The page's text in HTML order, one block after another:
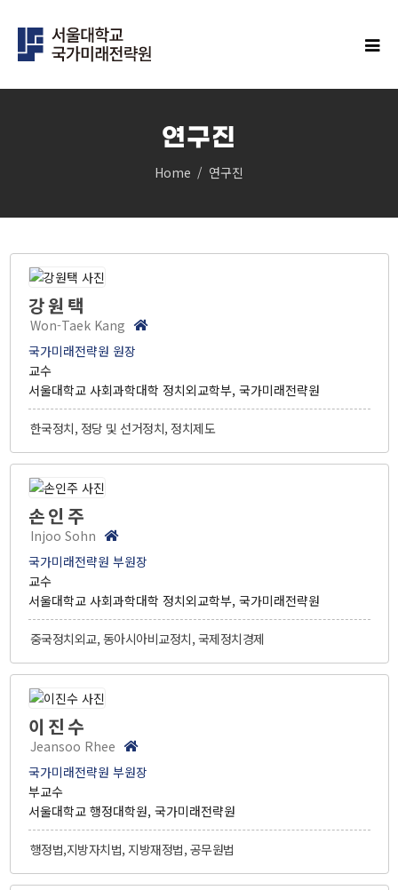
연구진
Home 연구진
강원택
Won-Taek Kang
국가미래전략원 원장
교수
서울대학교 사회과학대학 정치외교학부, 국가미래전략원
한국정치, 정당 및 선거정치, 정치제도
손인주
Injoo Sohn
국가미래전략원 부원장
교수
서울대학교 사회과학대학 정치외교학부, 국가미래전략원
중국정치외교, 동아시아비교정치, 국제정치경제
이진수
Jeansoo Rhee
국가미래전략원 부원장
부교수
서울대학교 행정대학원, 국가미래전략원
행정법,지방자치법, 지방재정법, 공무원법
IFS연구
클러스터
과학과 기술의 미래 클러스터
경제안보 클러스터
인구 클러스터
탄소중립 클러스터
지역균형성장 클러스터
[종료]팬데믹 클러스터
TF 프로젝트
연구진
전체
대담 및 토론회
학술회의
전문가초청 세미나
사전등록
간행물
IFS인사이트
이슈브리프
워킹페이퍼
보고서
책